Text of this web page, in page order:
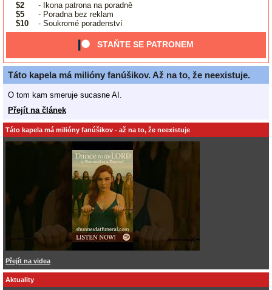
$2
- Ikona patrona na poradně
$5
- Poradna bez reklam
$10
- Soukromé poradenství
STAŇTE SE PATRONEM
Táto kapela má milióny fanúšikov. Až na to, že neexistuje.
O tom kam smeruje sucasne AI.
Přejít na článek
Táto kapela má milióny fanúšikov - až na to, že neexistuje
Přejít na videa
Aktuality